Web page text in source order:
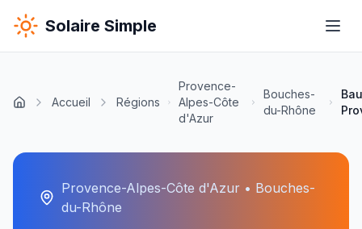
Solaire Simple
Accueil Régions
Provence-
Alpes-Côte
d'Azur
Bouches-
du-Rhône
Provence-Alpes-Côte d'Azur• Bouches-
du-Rhône